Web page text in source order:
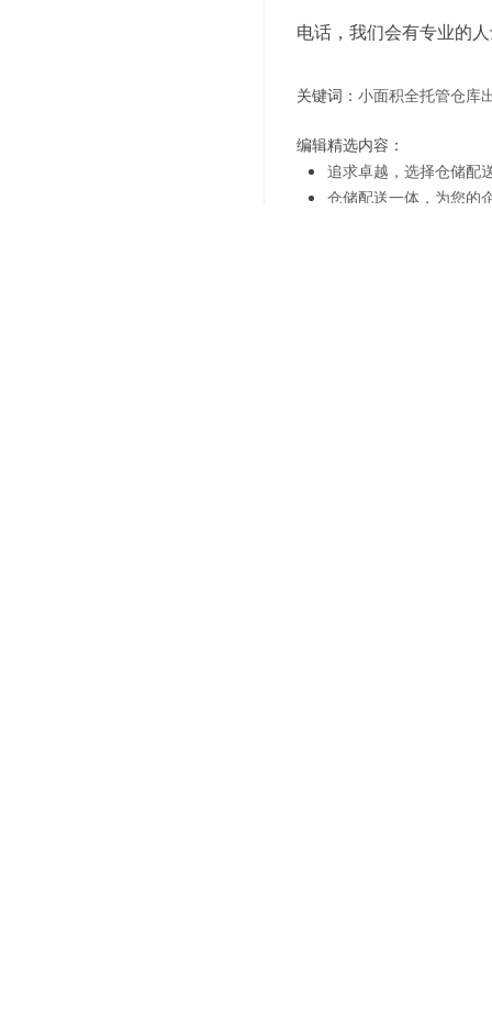
电话，我们会有专业的
关键词： 小面积全托管仓库
编辑精选内容：
追求卓越，选择仓储配
仓储配送一体，为您的